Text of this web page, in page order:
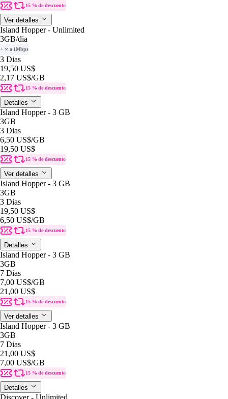
15 % de descuento
Ver detalles
Island Hopper - Unlimited
3GB/dia
+ ∞ a 1Mbps
3 Dias
19,50 US$
2,17 US$/GB
15 % de descuento
Detalles
Island Hopper - 3 GB
3GB
3 Dias
6,50 US$/GB
19,50 US$
15 % de descuento
Ver detalles
Island Hopper - 3 GB
3GB
3 Dias
19,50 US$
6,50 US$/GB
15 % de descuento
Detalles
Island Hopper - 3 GB
3GB
7 Dias
7,00 US$/GB
21,00 US$
15 % de descuento
Ver detalles
Island Hopper - 3 GB
3GB
7 Dias
21,00 US$
7,00 US$/GB
15 % de descuento
Detalles
Discover - Unlimited